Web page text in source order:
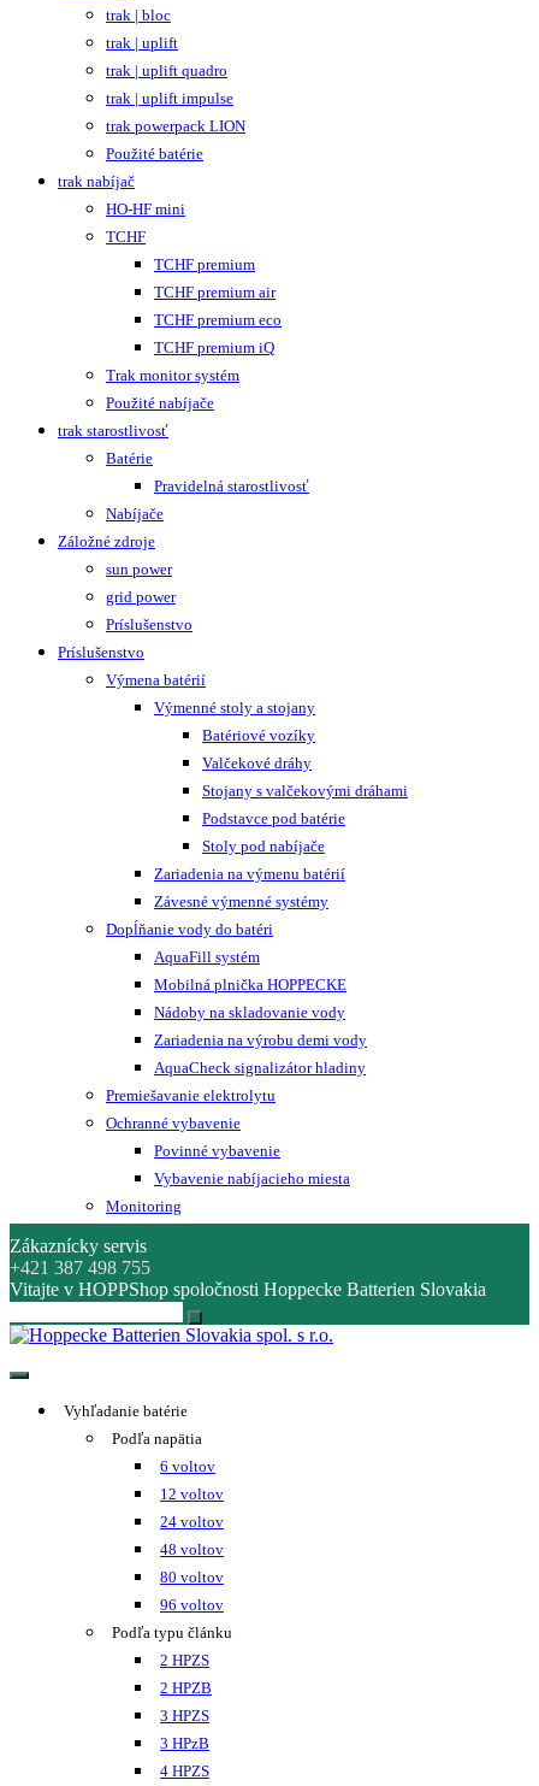
trak | bloc
trak | uplift
trak | uplift quadro
trak | uplift impulse
trak powerpack LION
Použité batérie
trak nabíjač
HO-HF mini
TCHF
TCHF premium
TCHF premium air
TCHF premium eco
TCHF premium iQ
Trak monitor systém
Použité nabíjače
trak starostlivosť
Batérie
Pravidelná starostlivosť
Nabíjače
Záložné zdroje
sun power
grid power
Príslušenstvo
Príslušenstvo
Výmena batérií
Výmenné stoly a stojany
Batériové vozíky
Valčekové dráhy
Stojany s valčekovými dráhami
Podstavce pod batérie
Stoly pod nabíjače
Zariadenia na výmenu batérií
Závesné výmenné systémy
Dopĺňanie vody do batéri
AquaFill systém
Mobilná plnička HOPPECKE
Nádoby na skladovanie vody
Zariadenia na výrobu demi vody
AquaCheck signalizátor hladiny
Premiešavanie elektrolytu
Ochranné vybavenie
Povinné vybavenie
Vybavenie nabíjacieho miesta
Monitoring
Zákaznícky servis
+421 387 498 755
Vitajte v HOPPShop spoločnosti Hoppecke Batterien Slovakia
Hoppecke Batterien Slovakia spol. s r.o.
Online B2B konfigurátor HOPPECKE
Vyhľadanie batérie
Podľa napätia
6 voltov
12 voltov
24 voltov
48 voltov
80 voltov
96 voltov
Podľa typu článku
2 HPZS
2 HPZB
3 HPZS
3 HPzB
4 HPZS